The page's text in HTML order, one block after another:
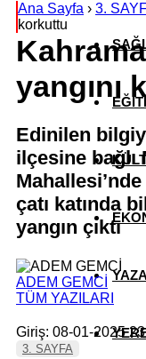
Ana Sayfa › 3.
korkuttu
yangını
Edinilen
ilçesine bağlı
çatı katında
yangın çıktı
ADEM GEMCİ
TÜM YAZILARI
Giriş: 08-01-2025
3. SAYFA